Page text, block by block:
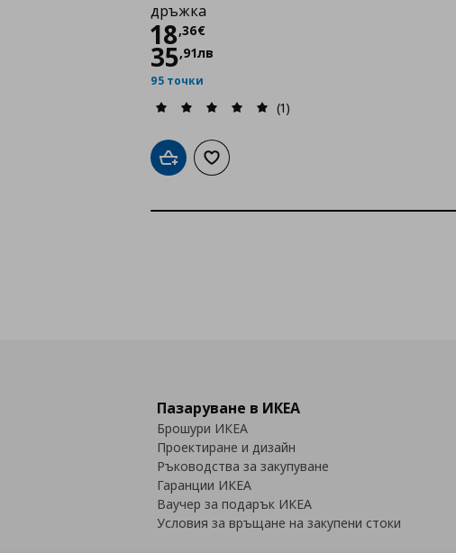
дръжка
18,36€
Цена
35,91лв
95 точки
(1)
Добави в кошницата
Добави към списъка с любими
Пазаруване в ИКЕА
Брошури ИКЕА
Проектиране и дизайн
Ръководства за закупуване
Гаранции ИКЕА
Ваучер за подарък ИКЕА
Условия за връщане на закупени стоки